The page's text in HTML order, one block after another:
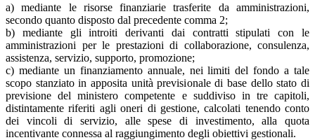
a) mediante le risorse finanziarie trasferite da amministrazioni,
secondo quanto disposto dal precedente comma 2;
b) mediante gli introiti derivanti dai contratti stipulati con le
amministrazioni per le prestazioni di collaborazione, consulenza,
assistenza, servizio, supporto, promozione;
c) mediante un finanziamento annuale, nei limiti del fondo a tale
scopo stanziato in apposita unità previsionale di base dello stato di
previsione del ministero competente e suddiviso in tre capitoli,
distintamente riferiti agli oneri di gestione, calcolati tenendo conto
dei vincoli di servizio, alle spese di investimento, alla quota
incentivante connessa al raggiungimento degli obiettivi gestionali.